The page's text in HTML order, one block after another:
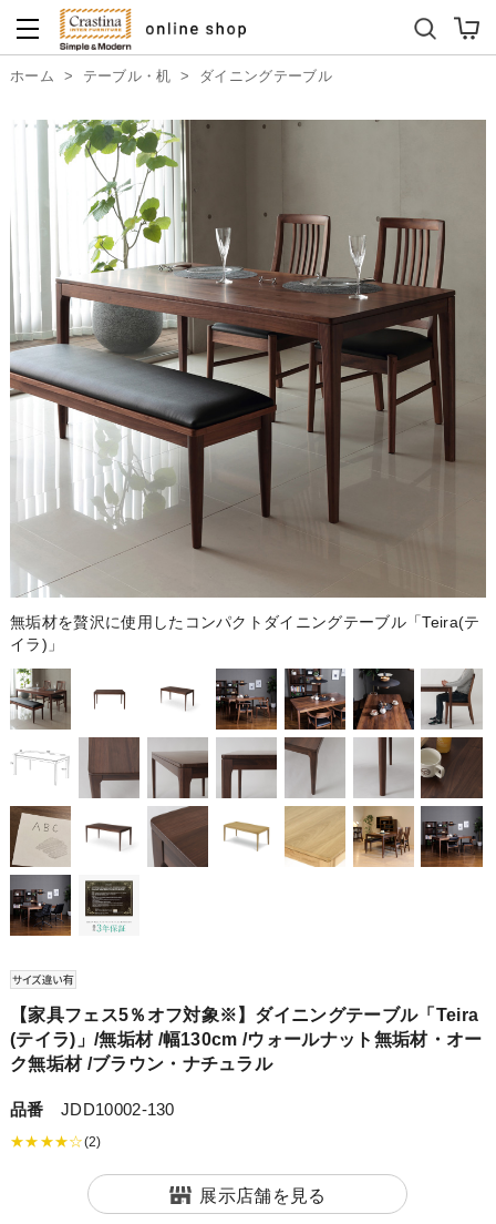
ダイニングテーブルセット
ホーム > テーブル・机 > ダイニングテーブル
無垢材を贅沢に使用したコンパクトダイニングテーブル「Teira(テ
イラ)」
【家具フェス5％オフ対象※】ダイニングテーブル「Teira
(テイラ)」/無垢材 /幅130cm /ウォールナット無垢材・オー
ク無垢材 /ブラウン・ナチュラル
品番 JDD10002-130
★★★★☆(2)
展示店舗を見る